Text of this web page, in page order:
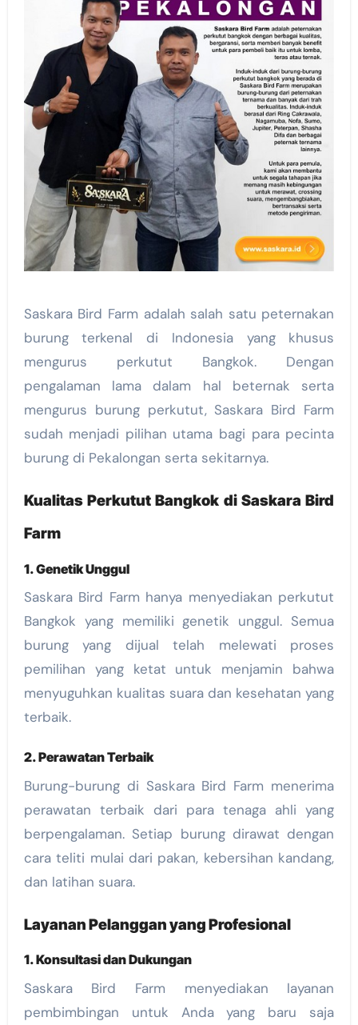
Saskara Bird Farm adalah salah satu peternakan
burung terkenal di Indonesia yang khusus
mengurus perkutut Bangkok. Dengan
pengalaman lama dalam hal beternak serta
mengurus burung perkutut, Saskara Bird Farm
sudah menjadi pilihan utama bagi para pecinta
burung di Pekalongan serta sekitarnya.
Kualitas Perkutut Bangkok di Saskara Bird
Farm
1. Genetik Unggul
Saskara Bird Farm hanya menyediakan perkutut
Bangkok yang memiliki genetik unggul. Semua
burung yang dijual telah melewati proses
pemilihan yang ketat untuk menjamin bahwa
menyuguhkan kualitas suara dan kesehatan yang
terbaik.
2. Perawatan Terbaik
Burung-burung di Saskara Bird Farm menerima
perawatan terbaik dari para tenaga ahli yang
berpengalaman. Setiap burung dirawat dengan
cara teliti mulai dari pakan, kebersihan kandang,
dan latihan suara.
Layanan Pelanggan yang Profesional
1. Konsultasi dan Dukungan
Saskara Bird Farm menyediakan layanan
pembimbingan untuk Anda yang baru saja